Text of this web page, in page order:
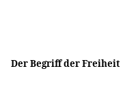
Der Begriff der Freiheit